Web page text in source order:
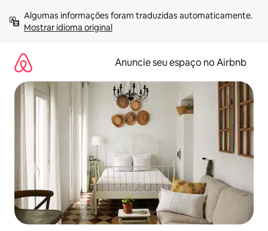
para
Mostrar idioma original
Anuncie seu espaço no Airbnb